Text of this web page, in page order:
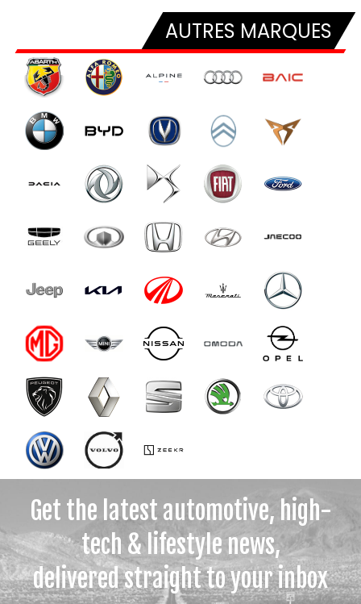
AUTRES MARQUES
Get the latest automotive, high-
tech & lifestyle news,
delivered straight to your inbox